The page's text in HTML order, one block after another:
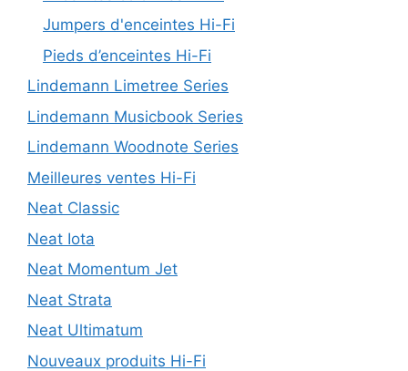
Jumpers d'enceintes Hi-Fi
Pieds d’enceintes Hi-Fi
Lindemann Limetree Series
Lindemann Musicbook Series
Lindemann Woodnote Series
Meilleures ventes Hi-Fi
Neat Classic
Neat Iota
Neat Momentum Jet
Neat Strata
Neat Ultimatum
Nouveaux produits Hi-Fi